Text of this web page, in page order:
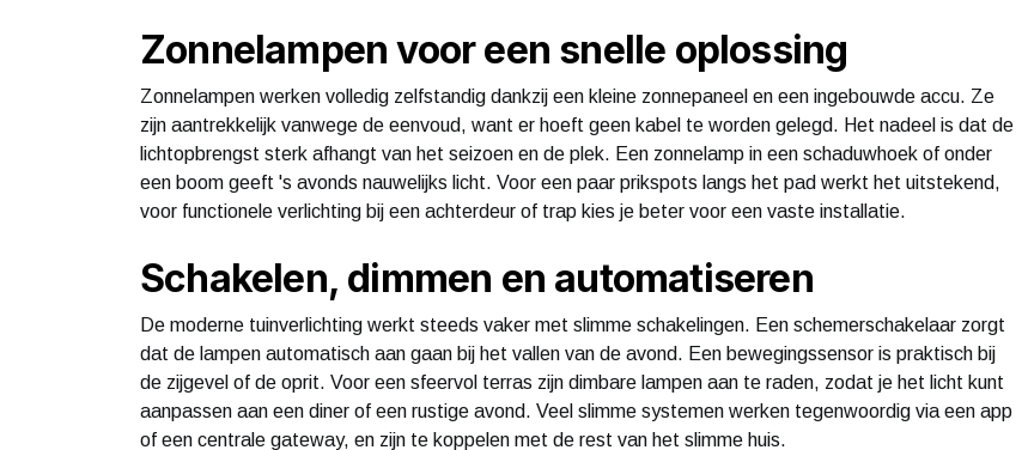
Zonnelampen voor een snelle oplossing
Zonnelampen werken volledig zelfstandig dankzij een kleine zonnepaneel en een ingebouwde accu. Ze
zijn aantrekkelijk vanwege de eenvoud, want er hoeft geen kabel te worden gelegd. Het nadeel is dat de
lichtopbrengst sterk afhangt van het seizoen en de plek. Een zonnelamp in een schaduwhoek of onder
een boom geeft 's avonds nauwelijks licht. Voor een paar prikspots langs het pad werkt het uitstekend,
voor functionele verlichting bij een achterdeur of trap kies je beter voor een vaste installatie.
Schakelen, dimmen en automatiseren
De moderne tuinverlichting werkt steeds vaker met slimme schakelingen. Een schemerschakelaar zorgt
dat de lampen automatisch aan gaan bij het vallen van de avond. Een bewegingssensor is praktisch bij
de zijgevel of de oprit. Voor een sfeervol terras zijn dimbare lampen aan te raden, zodat je het licht kunt
aanpassen aan een diner of een rustige avond. Veel slimme systemen werken tegenwoordig via een app
of een centrale gateway, en zijn te koppelen met de rest van het slimme huis.